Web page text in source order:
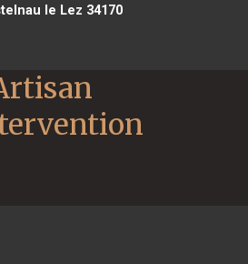
le Lez 34170